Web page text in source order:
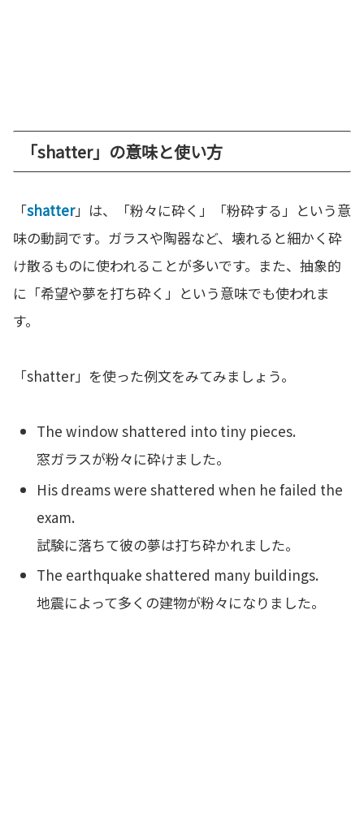
「shatter」の意味と使い方
「shatter」は、「粉々に砕く」「粉砕する」という意
味の動詞です。ガラスや陶器など、壊れると細かく砕
け散るものに使われることが多いです。また、抽象的
に「希望や夢を打ち砕く」という意味でも使われま
す。
「shatter」を使った例文をみてみましょう。
The window shattered into tiny pieces.
窓ガラスが粉々に砕けました。
His dreams were shattered when he failed the
exam.
試験に落ちて彼の夢は打ち砕かれました。
The earthquake shattered many buildings.
地震によって多くの建物が粉々になりました。